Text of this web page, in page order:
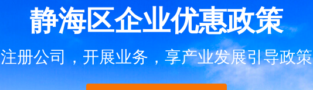
静海区企业优惠政策
注册公司，开展业务，享产业发展引导政策